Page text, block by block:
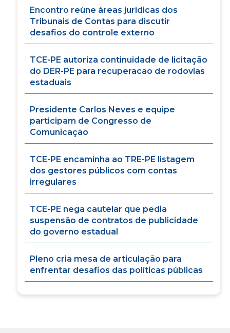
Encontro reúne áreas jurídicas dos
Tribunais de Contas para discutir
desafios do controle externo
TCE-PE autoriza continuidade de licitação
do DER-PE para recuperacão de rodovias
estaduais
Presidente Carlos Neves e equipe
participam de Congresso de
Comunicação
TCE-PE encaminha ao TRE-PE listagem
dos gestores públicos com contas
irregulares
TCE-PE nega cautelar que pedia
suspensão de contratos de publicidade
do governo estadual
Pleno cria mesa de articulação para
enfrentar desafios das políticas públicas